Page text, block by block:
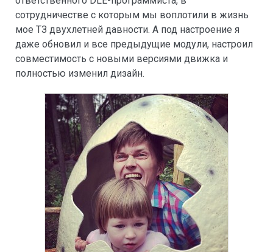
сотрудничестве с которым мы воплотили в жизнь
мое ТЗ двухлетней давности. А под настроение я
даже обновил и все предыдущие модули, настроил
совместимость с новыми версиями движка и
полностью изменил дизайн.